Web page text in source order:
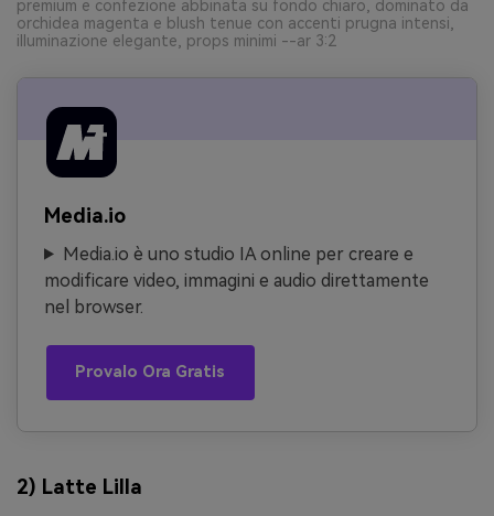
premium e confezione abbinata su fondo chiaro, dominato da
orchidea magenta e blush tenue con accenti prugna intensi,
illuminazione elegante, props minimi --ar 3:2
Media.io
Media.io è uno studio IA online per creare e
modificare video, immagini e audio direttamente
nel browser.
Provalo Ora Gratis
2) Latte Lilla